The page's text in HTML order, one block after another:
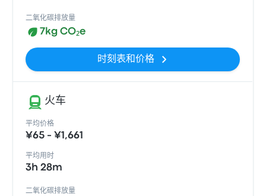
二氧化碳排放量
7kg CO₂e
时刻表和价格
火车
平均价格
¥65 - ¥1,661
平均用时
3h 28m
二氧化碳排放量